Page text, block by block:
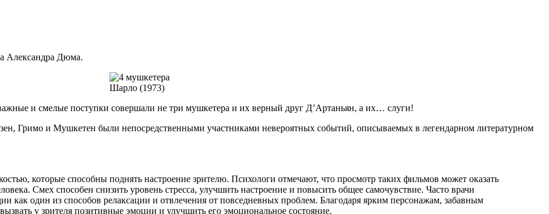
Александра Дюма.
и смелые поступки совершали не три мушкетера и их верный друг Д’Артаньян, а их… слуги!
Гримо и Мушкетен были непосредственными участниками невероятных событий, описываемых в легендарном литературном
которые способны поднять настроение зрителю. Психологи отмечают, что просмотр таких фильмов может оказать
Смех способен снизить уровень стресса, улучшить настроение и повысить общее самочувствие. Часто врачи
как один из способов релаксации и отвлечения от повседневных проблем. Благодаря ярким персонажам, забавным
у зрителя позитивные эмоции и улучшить его эмоциональное состояние.